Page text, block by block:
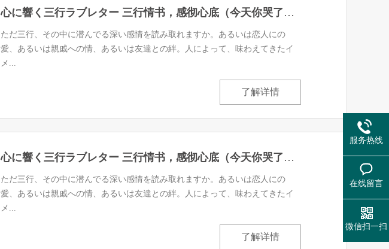
心に響く三行ラブレター 三行情书，感彻心底（今天你哭了么？）(30)
ただ三行、その中に潜んでる深い感情を読み取れますか。あるいは恋人にの
愛、あるいは親戚への情、あるいは友達との絆。人によって、味わえてきたイ
メ...
了解详情
心に響く三行ラブレター 三行情书，感彻心底（今天你哭了么？）(31)
ただ三行、その中に潜んでる深い感情を読み取れますか。あるいは恋人にの
愛、あるいは親戚への情、あるいは友達との絆。人によって、味わえてきたイ
メ...
了解详情
服务热线
在线留言
微信扫一扫